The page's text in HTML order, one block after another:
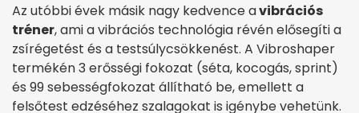
Az utóbbi évek másik nagy kedvence avibrációs
tréner, ami a vibrációs technológia révén elősegíti a
zsírégetést és a testsúlycsökkenést. A Vibroshaper
termékén 3 erősségi fokozat (séta, kocogás, sprint)
és 99 sebességfokozat állítható be, emellett a
felsőtest edzéséhez szalagokat is igénybe vehetünk.